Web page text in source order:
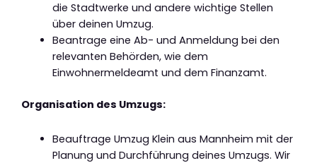
die Stadtwerke und andere wichtige Stellen
über deinen Umzug.
Beantrage eine Ab- und Anmeldung bei den
relevanten Behörden, wie dem
Einwohnermeldeamt und dem Finanzamt.
Organisation des Umzugs:
Beauftrage Umzug Klein aus Mannheim mit der
Planung und Durchführung deines Umzugs. Wir